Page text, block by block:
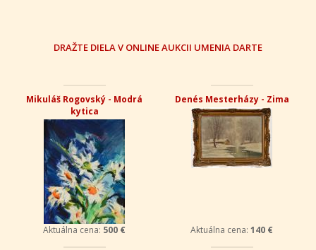
DRAŽTE DIELA V ONLINE AUKCII UMENIA DARTE
Mikuláš Rogovský - Modrá
kytica
Aktuálna cena: 500 €
Denés Mesterházy - Zima
Aktuálna cena: 140 €